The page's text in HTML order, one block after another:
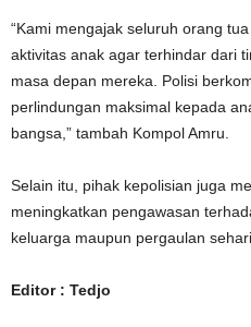
“Kami mengajak seluruh orang
aktivitas anak agar terhindar dari
masa depan mereka. Polisi
perlindungan maksimal kepada
bangsa,” tambah Kompol Amru.
Selain itu, pihak kepolisian juga
meningkatkan pengawasan
keluarga maupun pergaulan
Editor : Tedjo